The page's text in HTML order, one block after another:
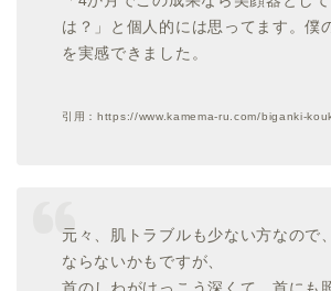
は？」と個人的には思ってます。僕
を実感できました。
引用：https://www.kamema-ru.com/biganki-
元々、肌トラブルも少ない方なので
ならないかもですが、